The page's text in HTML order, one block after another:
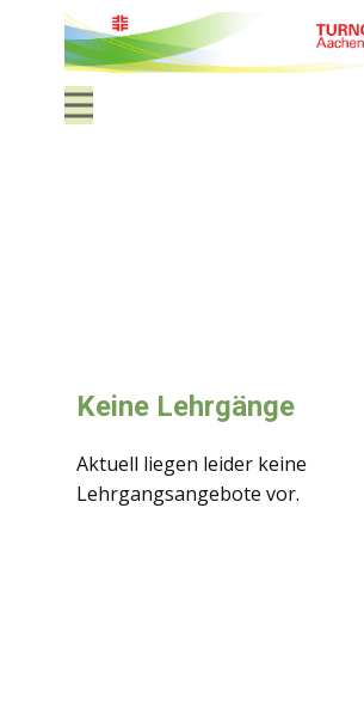
Keine Lehrgänge
Aktuell liegen leider keine
Lehrgangsangebote vor.